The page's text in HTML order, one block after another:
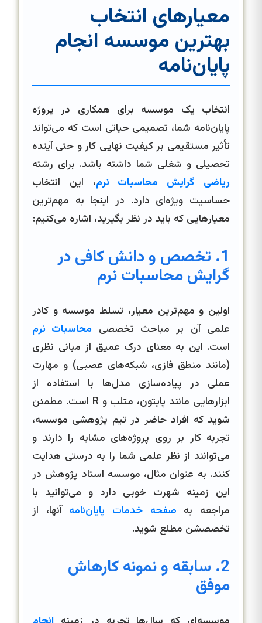
معیارهای انتخاب
بهترین موسسه انجام
پایان‌نامه
انتخاب یک موسسه برای همکاری در پروژه
پایان‌نامه شما، تصمیمی حیاتی است که می‌تواند
تأثیر مستقیمی بر کیفیت نهایی کار و حتی آینده
تحصیلی و شغلی شما داشته باشد. برای رشته
ریاضی گرایش محاسبات نرم، این انتخاب
حساسیت ویژه‌ای دارد. در اینجا به مهم‌ترین
معیارهایی که باید در نظر بگیرید، اشاره می‌کنیم:
1. تخصص و دانش کافی در
گرایش محاسبات نرم
اولین و مهم‌ترین معیار، تسلط موسسه و کادر
علمی آن بر مباحث تخصصی محاسبات نرم
است. این به معنای درک عمیق از مبانی نظری
(مانند منطق فازی، شبکه‌های عصبی) و مهارت
عملی در پیاده‌سازی مدل‌ها با استفاده از
ابزارهایی مانند پایتون، متلب و R است. مطمئن
شوید که افراد حاضر در تیم پژوهشی موسسه،
تجربه کار بر روی پروژه‌های مشابه را دارند و
می‌توانند از نظر علمی شما را به درستی هدایت
کنند. به عنوان مثال، موسسه استاد پژوهش در
این زمینه شهرت خوبی دارد و می‌توانید با
مراجعه به صفحه خدمات پایان‌نامه آنها، از
تخصصشن مطلع شوید.
2. سابقه و نمونه کارهاش
موفق